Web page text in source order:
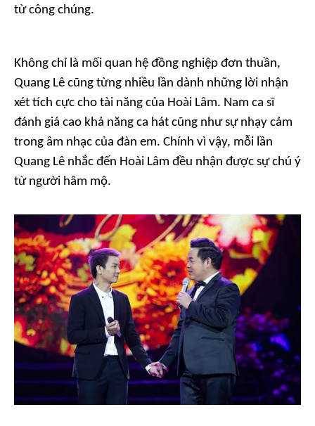
từ công chúng.
Không chỉ là mối quan hệ đồng nghiệp đơn thuần,
Quang Lê cũng từng nhiều lần dành những lời nhận
xét tích cực cho tài năng của Hoài Lâm. Nam ca sĩ
đánh giá cao khả năng ca hát cũng như sự nhạy cảm
trong âm nhạc của đàn em. Chính vì vậy, mỗi lần
Quang Lê nhắc đến Hoài Lâm đều nhận được sự chú ý
từ người hâm mộ.